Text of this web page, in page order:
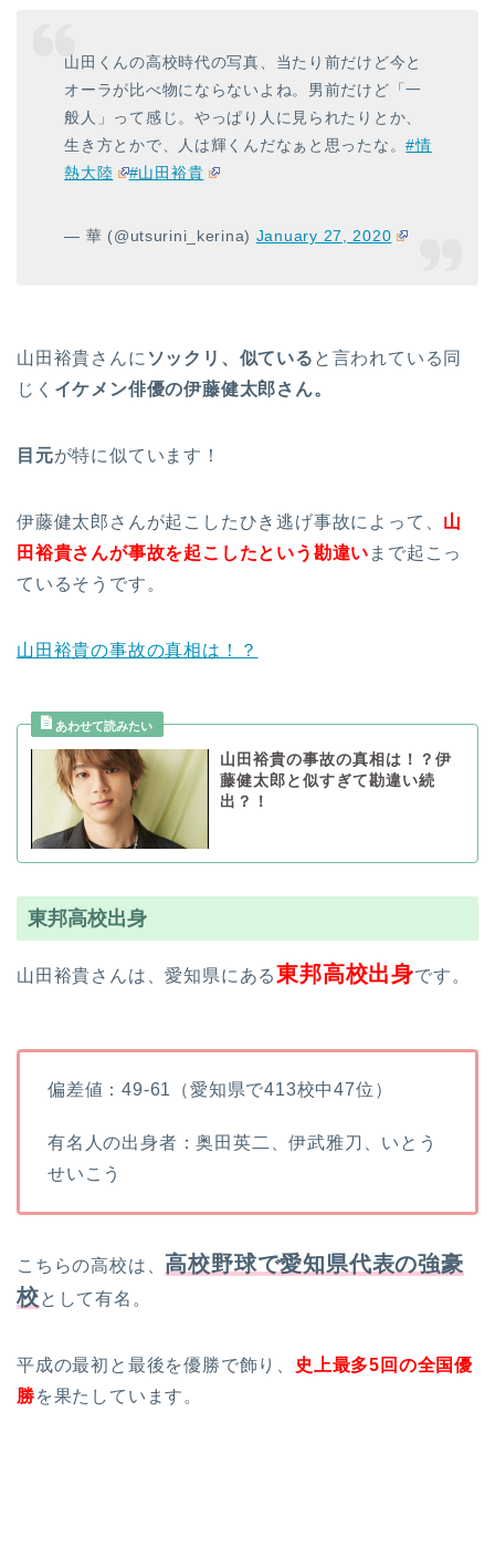
山田くんの高校時代の写真、当たり前だけど今と
オーラが比べ物にならないよね。男前だけど「一
般人」って感じ。やっぱり人に見られたりとか、
生き方とかで、人は輝くんだなぁと思ったな。#情
熱大陸
#山田裕貴
— 華 (@utsurini_kerina) January 27, 2020
山田裕貴さんに ソックリ、似ている と言われている同
じく イケメン俳優の伊藤健太郎さん。
目元が特に似ています！
伊藤健太郎さんが起こしたひき逃げ事故によって、 山
田裕貴さんが事故を起こしたという勘違い まで起こっ
ているそうです。
山田裕貴の事故の真相は！？
山田裕貴の事故の真相は！？伊
藤健太郎と似すぎて勘違い続
出？！
東邦高校出身
山田裕貴さんは、愛知県にある東邦高校出身です。
偏差値：49-61（愛知県で413校中47位）
有名人の出身者：奥田英二、伊武雅刀、いとう
せいこう
こちらの高校は、 高校野球で愛知県代表の強豪
校として有名。
平成の最初と最後を優勝で飾り、
史上最多5回の全国優
勝を果たしています。